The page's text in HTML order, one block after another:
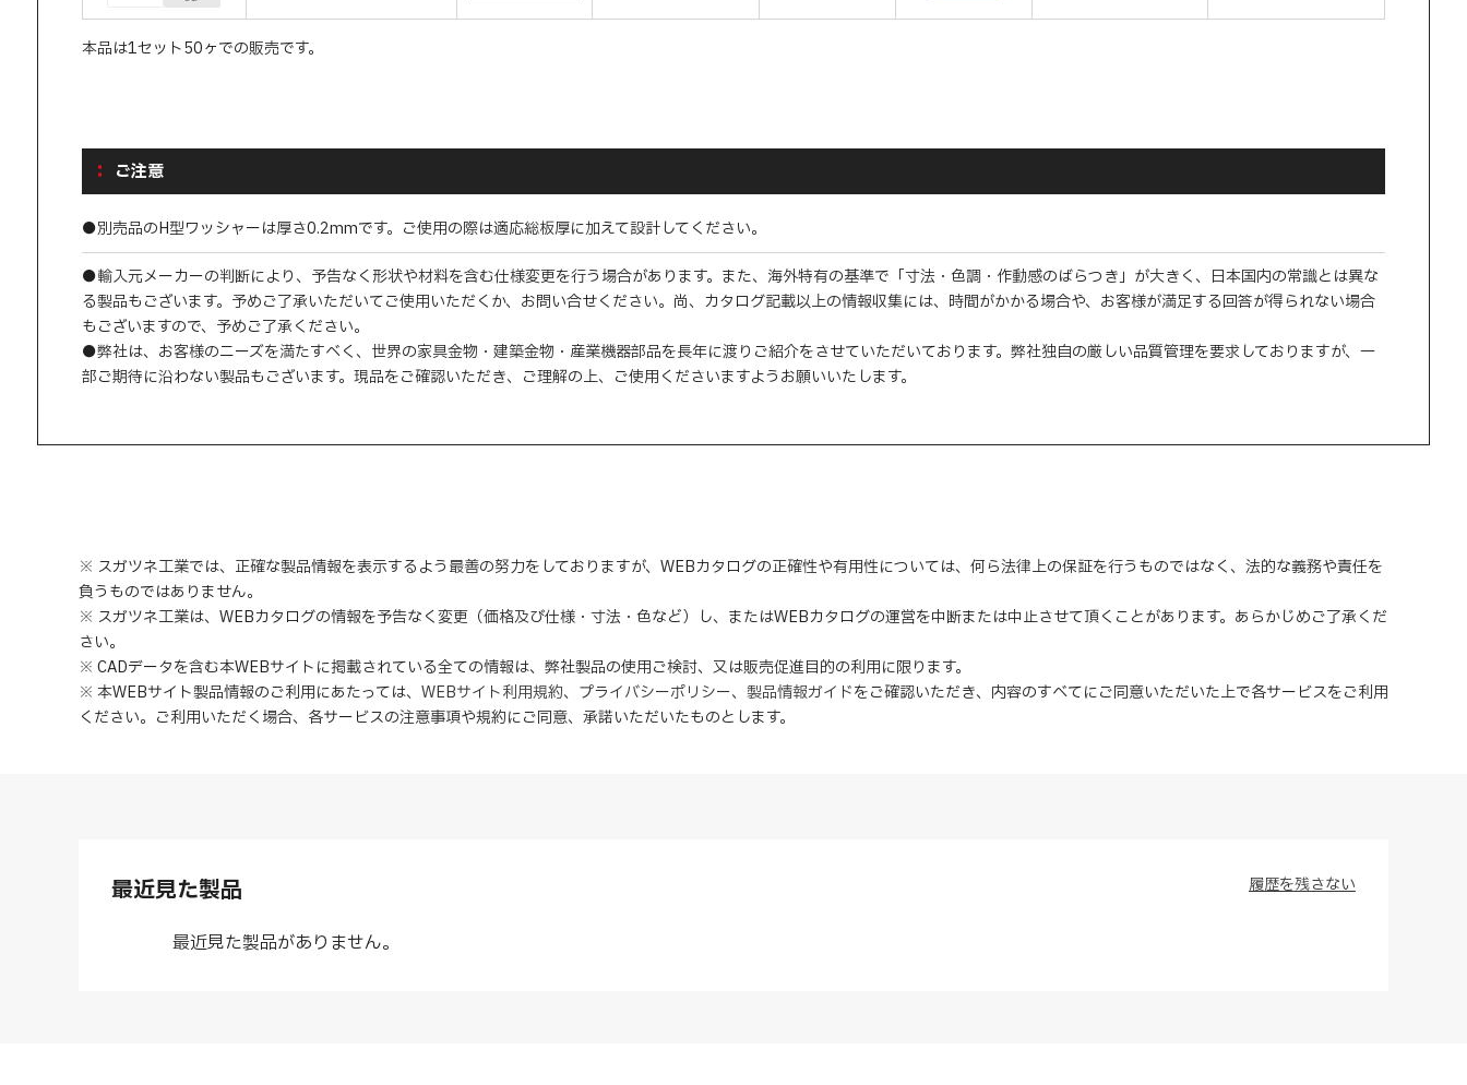
本品は1セット50ヶでの販売です。
ご注意
●別売品のH型ワッシャーは厚さ0.2mmです。ご使用の際は適応総板厚に加えて設計してください。
●輸入元メーカーの判断により、予告なく形状や材料を含む仕様変更を行う場合があります。また、海外特有の基準で「寸法・色調・作動感のばらつき」が大きく、日本国内の常識とは異な
る製品もございます。予めご了承いただいてご使用いただくか、お問い合せください。尚、カタログ記載以上の情報収集には、時間がかかる場合や、お客様が満足する回答が得られない場合
もございますので、予めご了承ください。
●弊社は、お客様のニーズを満たすべく、世界の家具金物・建築金物・産業機器部品を長年に渡りご紹介をさせていただいております。弊社独自の厳しい品質管理を要求しておりますが、一
部ご期待に沿わない製品もございます。現品をご確認いただき、ご理解の上、ご使用くださいますようお願いいたします。
※ スガツネ工業では、正確な製品情報を表示するよう最善の努力をしておりますが、WEBカタログの正確性や有用性については、何ら法律上の保証を行うものではなく、法的な義務や責任を
負うものではありません。
※ スガツネ工業は、WEBカタログの情報を予告なく変更（価格及び仕様・寸法・色など）し、またはWEBカタログの運営を中断または中止させて頂くことがあります。あらかじめご了承くだ
さい。
※ CADデータを含む本WEBサイトに掲載されている全ての情報は、弊社製品の使用ご検討、又は販売促進目的の利用に限ります。
※ 本WEBサイト製品情報のご利用にあたっては、 WEBサイト利用規約、 プライバシーポリシー、 製品情報ガイドをご確認いただき、内容のすべてにご同意いただいた上で各サービスをご利用
ください。ご利用いただく場合、各サービスの注意事項や規約にご同意、 承諾いただいたものとします。
最近見た製品
最近見た製品がありません。
履歴を残さない